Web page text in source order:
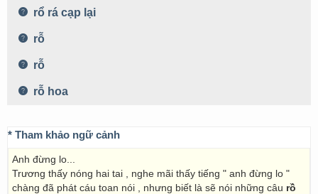
rổ rá cạp lại
rỗ
rỗ
rỗ hoa
* Tham khảo ngữ cảnh
Anh đừng lo...
Trương thấy nóng hai tai , nghe mãi thấy tiếng " anh đừng lo "
chàng đã phát cáu toan nói , nhưng biết là sẽ nói những câu rồ